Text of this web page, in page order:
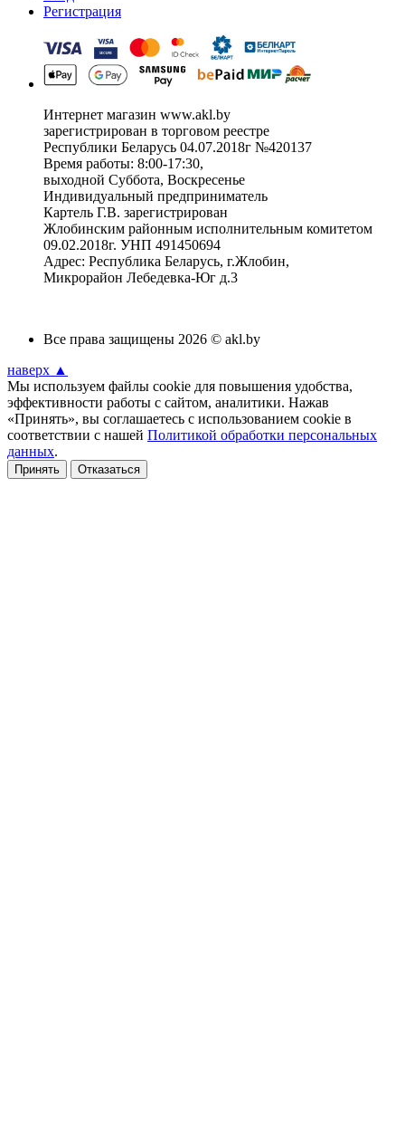
Регистрация
Интернет магазин www.akl.by
зарегистрирован в торговом реестре
Республики Беларусь 04.07.2018г №420137
Время работы: 8:00-17:30,
выходной Суббота, Воскресенье
Индивидуальный предприниматель
Картель Г.В. зарегистрирован
Жлобинским районным исполнительным комитетом
09.02.2018г. УНП 491450694
Адрес: Республика Беларусь, г.Жлобин,
Микрорайон Лебедевка-Юг д.3
Все права защищены 2026 © akl.by
наверх ▲
Мы используем файлы cookie для повышения удобства,
эффективности работы с сайтом, аналитики. Нажав
«Принять», вы соглашаетесь с использованием cookie в
соответствии с нашей Политикой обработки персональных
данных.
Принять Отказаться